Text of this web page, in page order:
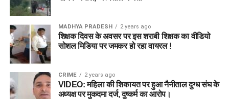
DSSSB Recruitment 2026 के लिए
ऑनलाइन आवेदन कैसे करें?
2026 के बाद नीचे दिए गए चरणों का पालन करके अपना फॉर्म भर सकते हैं:
MADHYA PRADESH 2 years ago
शिक्षक दिवस के अवसर पर इस शराबी शिक्षक का वीडियो
सोशल मिडिया पर जमकर हो रहा वायरल !
CRIME 2 years ago
VIDEO: महिला की शिकायत पर हुआ नैनीताल दुग्ध संघ के
अध्यक्ष पर मुकदमा दर्ज, दुष्कर्म का आरोप।